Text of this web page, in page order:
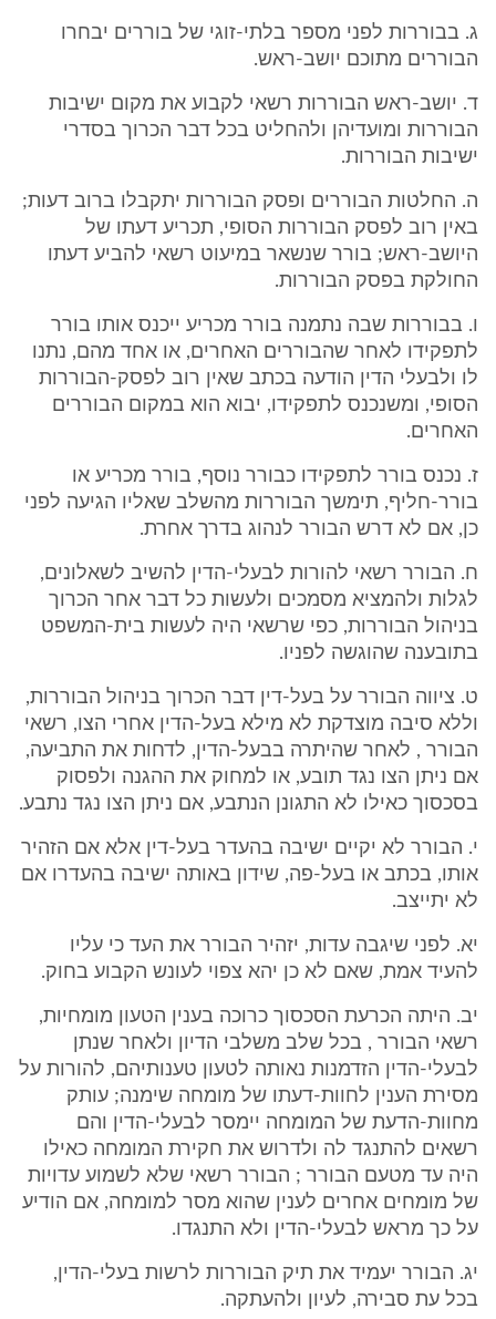
ג. בבוררות לפני מספר בלתי-זוגי של בוררים יבחרו
הבוררים מתוכם יושב-ראש.
ד. יושב-ראש הבוררות רשאי לקבוע את מקום ישיבות
הבוררות ומועדיהן ולהחליט בכל דבר הכרוך בסדרי
ישיבות הבוררות.
ה. החלטות הבוררים ופסק הבוררות יתקבלו ברוב דעות;
באין רוב לפסק הבוררות הסופי, תכריע דעתו של
היושב-ראש; בורר שנשאר במיעוט רשאי להביע דעתו
החולקת בפסק הבוררות.
ו. בבוררות שבה נתמנה בורר מכריע ייכנס אותו בורר
לתפקידו לאחר שהבוררים האחרים, או אחד מהם, נתנו
לו ולבעלי הדין הודעה בכתב שאין רוב לפסק-הבוררות
הסופי, ומשנכנס לתפקידו, יבוא הוא במקום הבוררים
האחרים.
ז. נכנס בורר לתפקידו כבורר נוסף, בורר מכריע או
בורר-חליף, תימשך הבוררות מהשלב שאליו הגיעה לפני
כן, אם לא דרש הבורר לנהוג בדרך אחרת.
ח. הבורר רשאי להורות לבעלי-הדין להשיב לשאלונים,
לגלות ולהמציא מסמכים ולעשות כל דבר אחר הכרוך
בניהול הבוררות, כפי שרשאי היה לעשות בית-המשפט
בתובענה שהוגשה לפניו.
ט. ציווה הבורר על בעל-דין דבר הכרוך בניהול הבוררות,
וללא סיבה מוצדקת לא מילא בעל-הדין אחרי הצו, רשאי
הבורר , לאחר שהיתרה בבעל-הדין, לדחות את התביעה,
אם ניתן הצו נגד תובע, או למחוק את ההגנה ולפסוק
בסכסוך כאילו לא התגונן הנתבע, אם ניתן הצו נגד נתבע.
י. הבורר לא יקיים ישיבה בהעדר בעל-דין אלא אם הזהיר
אותו, בכתב או בעל-פה, שידון באותה ישיבה בהעדרו אם
לא יתייצב.
יא. לפני שיגבה עדות, יזהיר הבורר את העד כי עליו
להעיד אמת, שאם לא כן יהא צפוי לעונש הקבוע בחוק.
יב. היתה הכרעת הסכסוך כרוכה בענין הטעון מומחיות,
רשאי הבורר , בכל שלב משלבי הדיון ולאחר שנתן
לבעלי-הדין הזדמנות נאותה לטעון טענותיהם, להורות על
מסירת הענין לחוות-דעתו של מומחה שימנה; עותק
מחוות-הדעת של המומחה יימסר לבעלי-הדין והם
רשאים להתנגד לה ולדרוש את חקירת המומחה כאילו
היה עד מטעם הבורר ; הבורר רשאי שלא לשמוע עדויות
של מומחים אחרים לענין שהוא מסר למומחה, אם הודיע
על כך מראש לבעלי-הדין ולא התנגדו.
יג. הבורר יעמיד את תיק הבוררות לרשות בעלי-הדין,
בכל עת סבירה, לעיון ולהעתקה.